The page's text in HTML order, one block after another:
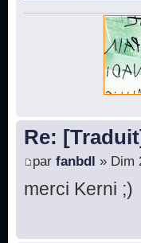
Re:
par fanbdl » Dim
merci Kerni ;)